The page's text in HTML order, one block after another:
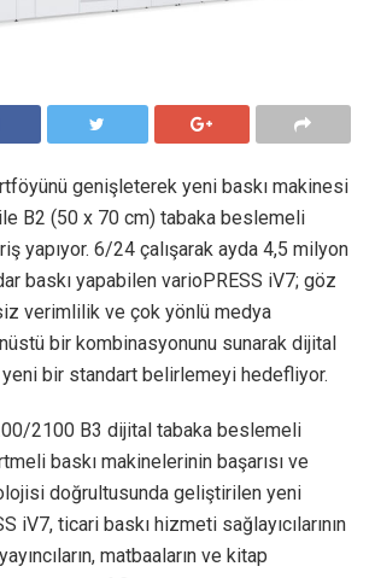
genişleterek yeni baskı makinesi
B2 (50 x 70 cm) tabaka beslemeli
yapıyor. 6/24 çalışarak ayda 4,5 milyon
baskı yapabilen varioPRESS iV7; göz
verimlilik ve çok yönlü medya
bir kombinasyonunu sunarak dijital
bir standart belirlemeyi hedefliyor.
2100 B3 dijital tabaka beslemeli
baskı makinelerinin başarısı ve
doğrultusunda geliştirilen yeni
iV7, ticari baskı hizmeti sağlayıcılarının
matbaaların ve kitap